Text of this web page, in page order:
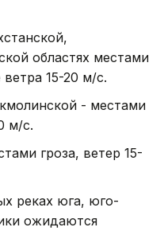
областях местами
15-20 м/с.
- местами
м/с.
гроза, ветер 15-
реках юга, юго-
ожидаются